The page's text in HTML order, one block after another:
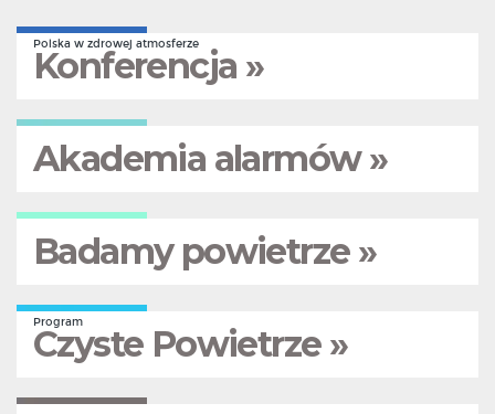
Polska w zdrowej atmosferze
Konferencja »
Akademia alarmów »
Badamy powietrze »
Program
Czyste Powietrze »